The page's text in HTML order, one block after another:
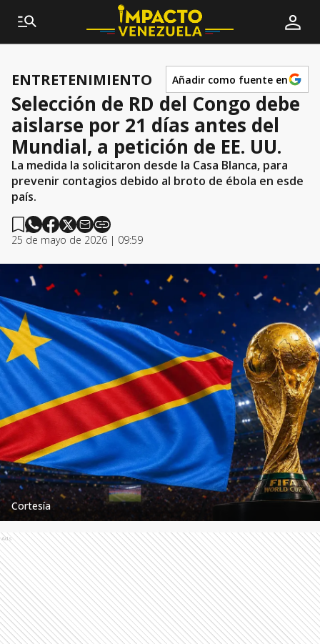
ENTRETENIMIENTO Añadir como fuente en
Selección de RD del Congo debe
aislarse por 21 días antes del
Mundial, a petición de EE. UU.
La medida la solicitaron desde la Casa Blanca, para
prevenir contagios debido al broto de ébola en esde
país.
25 de mayo de 2026 | 09:59
Cortesía
Ads